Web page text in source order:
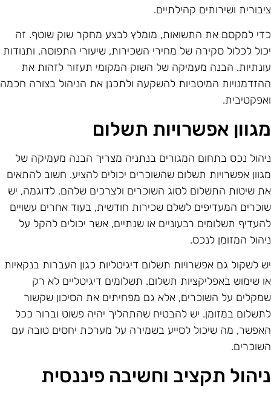
ושירותים קהילתיים.
למקסם את התשואות, מומלץ לבצע מחקר שוק שוטף. זה
לכלול סקירה של מחירי השכירות, שיעורי התפוסה, ותנודות
הבנה מעמיקה של השוק המקומי תעזור לזהות את
המיטביות להשקעה ולתכנן את הניהול בצורה חכמה
אפשרויות תשלום
נכס בתחום המגורים בנתניה מצריך הבנה מעמיקה של
אפשרויות תשלום שהשוכרים יכולים להציע. חשוב להתאים
שיטות התשלום לסוג השוכרים ולצרכים שלהם. לדוגמה, יש
המעדיפים לשלם שכירות חודשית, בעוד אחרים עשויים
תשלומים רבעוניים או שנתיים, אשר יכולים להקל על
המזומן לנכס.
לשקול גם אפשרויות תשלום דיגיטליות כגון העברות בנקאיות
שימוש באפליקציות תשלום. תשלומים דיגיטליים לא רק
על השוכרים, אלא גם מפחיתים את הסיכון שקשור
במזומן. יש להבטיח שהתהליך יהיה פשוט וברור ככל
מה שיכול לסייע בשמירה על מערכת יחסים טובה עם
תקציב וחשיבה פיננסית